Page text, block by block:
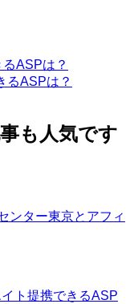
ASPは？
るASPは？
ンター東京とアフィ
ト提携できるASP